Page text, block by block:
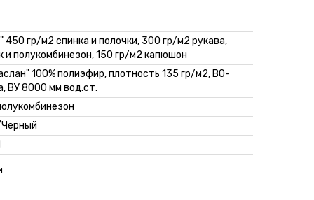
450 гр/м2 спинка и полочки, 300 гр/м2 рукава,
и полукомбинезон, 150 гр/м2 капюшон
100% полиэфир, плотность 135 гр/м2, ВО-
ВУ 8000 мм вод.ст.